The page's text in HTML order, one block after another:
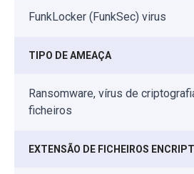
FunkLocker (FunkSec) virus
TIPO DE AMEAÇA
Ransomware, vírus de
ficheiros
EXTENSÃO DE FICHEIROS